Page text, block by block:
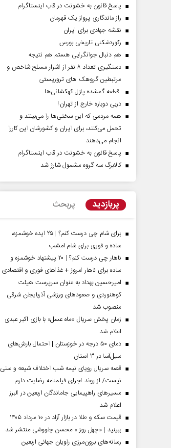
پاسخ قانون به خشونت در قاب اینستاگرام
راز ماندگاری پرواز یک قهرمان
نقشه جهادی برای ایران
رکوردشکنی تاریخی بورس
هم دنبال جوانگرایی هستم هم نتیجه
دستگیری تعداد ۸ نفر از اشرار مسلح شاخص و
مرتبطین گروهک های تروریستی
قطعه گمشده پازل کهکشانی‌ها
دربی دوباره خارج از تهران!
همه مردمی که این سختی‌ها را می‌بینند و
تحمل می‌کنند، برای ایران و کشورشان این کاررا
انجام می‌دهند
پاسخ قانون به خشونت در قاب اینستاگرام
کالابرگ سه گروه مشمول شارژ شد
پربازدید پربحث
برای شام چی درست کنم؟ | ۲۵ ایده خوشمزه،
ساده و فوری برای شام امشب
ناهار چی درست کنم؟ | ۲۰ پیشنهاد خوشمزه و
ساده برای ناهار امروز + غذاهای فوری و اقتصادی
امیرحسین بهداد به عنوان سرپرست هیئت
کوهنوردی و صعودهای ورزشی آذربایجان شرقی
منصوب شد
زمان پخش سریال «ماه عسل» با بازی اکبر عبدی
اعلام شد
دمای ۵۰ درجه در خوزستان | احتمال بارش‌های
سیل‌آسا در ۳ استان
قصه سریال رویای نیمه شب اختلاف شیعه و سنی
نیست/ از روند اجرای فیلمنامه رضایت دارم
مسیر‌های راهپیمایی جاماندگان اربعین در البرز
اعلام شد
قیمت سکه و طلا در بازار آزاد در ۱۰ مرداد ۱۴۰۵
ببینید | «چهل روز » محسن چاووشی منتشر شد
رسانه‌های برون‌مرزی راویان جهانی اربعین